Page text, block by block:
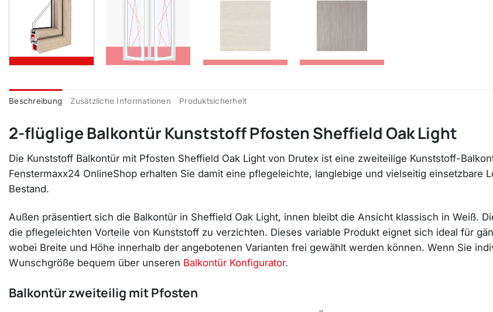
Beschreibung Zusätzliche Informationen Produktsicherheit
2-flüglige Balkontür Kunststoff Pfosten Sheffield Oak Light
Die Kunststoff Balkontür mit Pfosten Sheffield Oak Light von Drutex ist eine zweiteilige Kunststoff-
Fenstermaxx24 OnlineShop erhalten Sie damit eine pflegeleichte, langlebige und vielseitig einsetzbare
Bestand.
Außen präsentiert sich die Balkontür in Sheffield Oak Light, innen bleibt die Ansicht klassisch in Weiß.
die pflegeleichten Vorteile von Kunststoff zu verzichten. Dieses variable Produkt eignet sich ideal für
wobei Breite und Höhe innerhalb der angebotenen Varianten frei gewählt werden können. Wenn Sie
Wunschgröße bequem über unseren Balkontür Konfigurator.
Balkontür zweiteilig mit Pfosten